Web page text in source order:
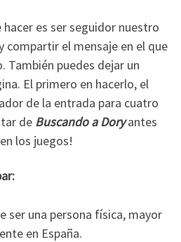
es ser seguidor nuestro
compartir el mensaje en el que
También puedes dejar un
El primero en hacerlo, el
de la entrada para cuatro
de Buscando a Doryantes
los juegos!
ser una persona física, mayor
en España.